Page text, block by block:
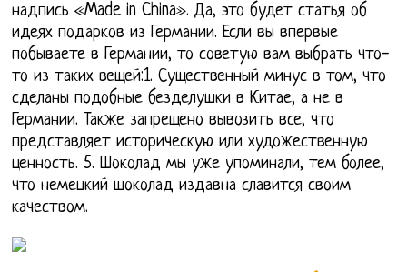
надпись «Made in China». Да, это будет статья об
идеях подарков из Германии. Если вы впервые
побываете в Германии, то советую вам выбрать что-
то из таких вещей:1. Существенный минус в том, что
сделаны подобные безделушки в Китае, а не в
Германии. Также запрещено вывозить все, что
представляет историческую или художественную
ценность. 5. Шоколад мы уже упоминали, тем более,
что немецкий шоколад издавна славится своим
качеством.